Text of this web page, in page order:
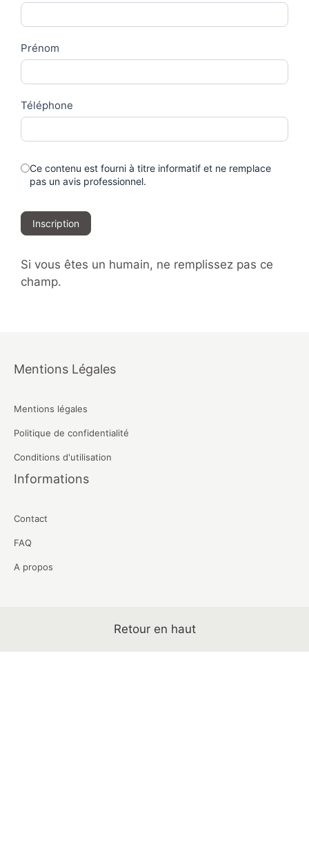
Us
Prénom
Téléphone
Ce contenu est fourni à titre informatif et ne remplace
pas un avis professionnel.
Inscription
Si vous êtes un humain, ne remplissez pas ce
champ.
Mentions Légales
Mentions légales
Politique de confidentialité
Conditions d'utilisation
Informations
Contact
FAQ
A propos
Retour en haut